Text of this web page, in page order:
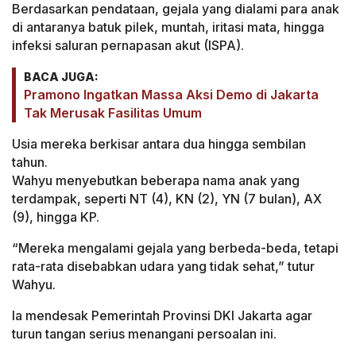
Berdasarkan pendataan, gejala yang dialami para anak
di antaranya batuk pilek, muntah, iritasi mata, hingga
infeksi saluran pernapasan akut (ISPA).
BACA JUGA:
Pramono Ingatkan Massa Aksi Demo di Jakarta
Tak Merusak Fasilitas Umum
Usia mereka berkisar antara dua hingga sembilan
tahun.
Wahyu menyebutkan beberapa nama anak yang
terdampak, seperti NT (4), KN (2), YN (7 bulan), AX
(9), hingga KP.
“Mereka mengalami gejala yang berbeda-beda, tetapi
rata-rata disebabkan udara yang tidak sehat,” tutur
Wahyu.
Ia mendesak Pemerintah Provinsi DKI Jakarta agar
turun tangan serius menangani persoalan ini.